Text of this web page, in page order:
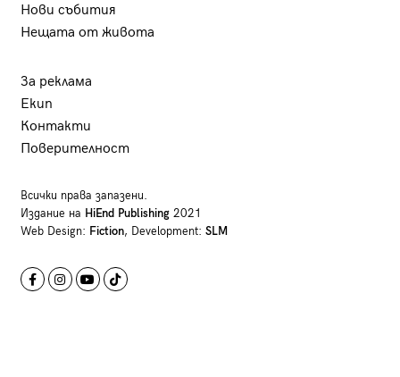
Нови събития
Нещата от живота
За реклама
Екип
Контакти
Поверителност
Всички права запазени.
Издание на HiEnd Publishing2021
Web Design: Fiction, Development: SLM